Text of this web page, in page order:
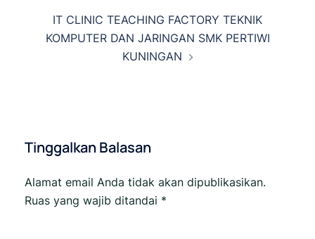
IT CLINIC TEACHING FACTORY TEKNIK
KOMPUTER DAN JARINGAN SMK PERTIWI
KUNINGAN
Tinggalkan Balasan
Alamat email Anda tidak akan dipublikasikan.
Ruas yang wajib ditandai *